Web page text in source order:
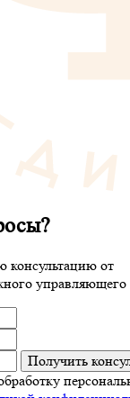
консультацию от
управляющего
Получить